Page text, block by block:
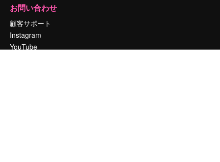
お問い合わせ
顧客サポート
Instagram
YouTube